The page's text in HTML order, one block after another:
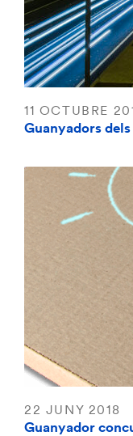
11 OCTUBRE
Guanyadors
22 JUNY 2018
Guanyador